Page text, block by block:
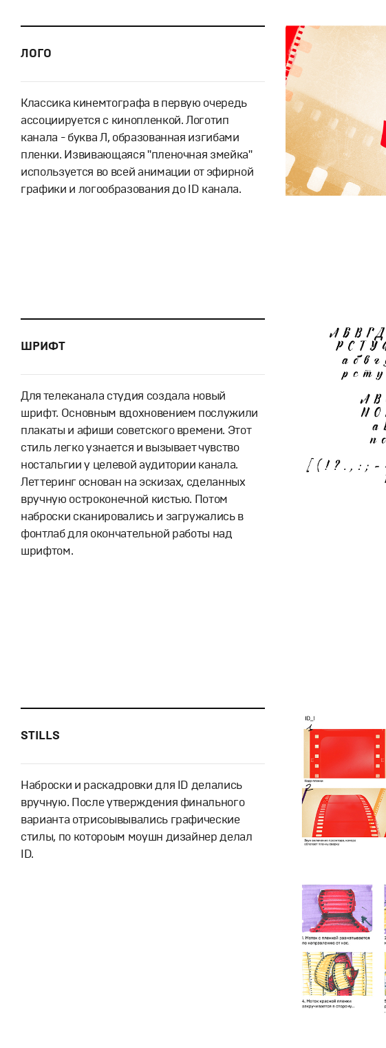
ЛОГО
Классика кинемтографа в первую очередь
ассоциируется с кинопленкой. Логотип
канала - буква Л, образованная изгибами
пленки. Извивающаяся "пленочная змейка"
используется во всей анимации от эфирной
графики и логообразования до ID канала.
ШРИФТ
Для телеканала студия создала новый
шрифт. Основным вдохновением послужили
плакаты и афиши советского времени. Этот
стиль легко узнается и вызывает чувство
ностальгии у целевой аудитории канала.
Леттеринг основан на эскизах, сделанных
вручную остроконечной кистью. Потом
наброски сканировались и загружались в
фонтлаб для окончательной работы над
шрифтом.
STILLS
Наброски и раскадровки для ID делались
вручную. После утверждения финального
варианта отрисоывывались графические
стилы, по котороым моушн дизайнер делал
ID.